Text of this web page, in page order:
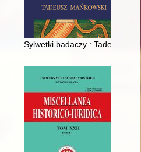
z Daromina = Lead mace head from
Sylwetki badaczy : Tadeusz